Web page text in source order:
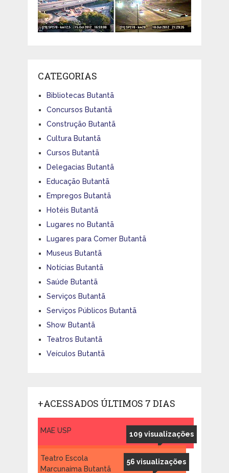
CATEGORIAS
Bibliotecas Butantã
Concursos Butantã
Construção Butantã
Cultura Butantã
Cursos Butantã
Delegacias Butantã
Educação Butantã
Empregos Butantã
Hotéis Butantã
Lugares no Butantã
Lugares para Comer Butantã
Museus Butantã
Notícias Butantã
Saúde Butantã
Serviços Butantã
Serviços Públicos Butantã
Show Butantã
Teatros Butantã
Veículos Butantã
+ACESSADOS ÚLTIMOS 7 DIAS
109 visualizações
MAE USP
56 visualizações
Teatro Escola
Marcunaíma Butantã